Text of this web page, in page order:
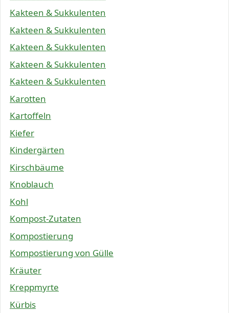
Kakteen & Sukkulenten
Kakteen & Sukkulenten
Kakteen & Sukkulenten
Kakteen & Sukkulenten
Kakteen & Sukkulenten
Karotten
Kartoffeln
Kiefer
Kindergärten
Kirschbäume
Knoblauch
Kohl
Kompost-Zutaten
Kompostierung
Kompostierung von Gülle
Kräuter
Kreppmyrte
Kürbis